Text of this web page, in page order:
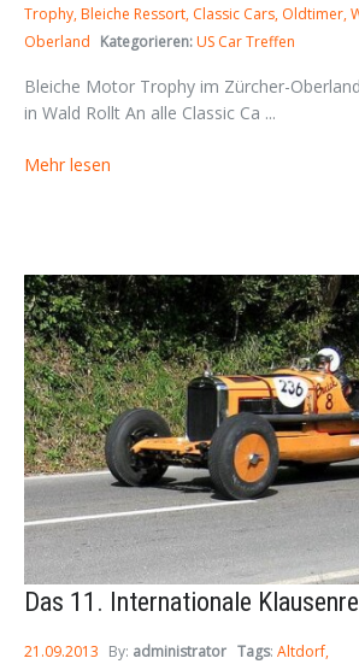
Trophy Bleiche Ressort Classic Cars Oldtimer
Oberland Kategorieren:US Car Treffen
Bleiche Motor Trophy im Zürcher-
in Wald Rollt An alle Classic Ca ...
Mehr lesen
Das 11. Internationale
21.09.2013 By: administrator Tags: Altdorf